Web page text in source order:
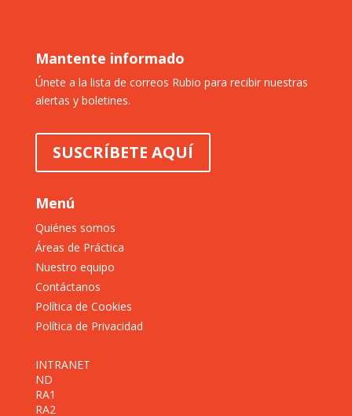
Mantente informado
Únete a la lista de correos Rubio para recibir nuestras
alertas y boletines.
SUSCRÍBETE AQUÍ
Menú
Quiénes somos
Áreas de Práctica
Nuestro equipo
Contáctanos
Política de Cookies
Política de Privacidad
INTRANET
ND
RA1
RA2